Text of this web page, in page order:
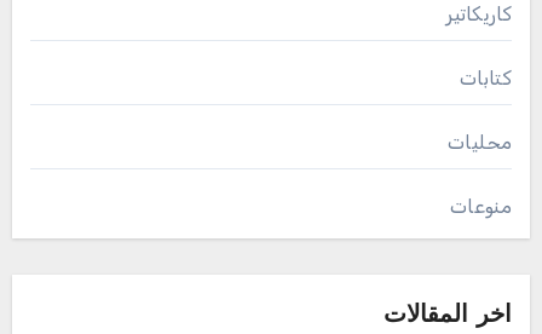
كاريكاتير
كتابات
محليات
منوعات
اخر المقالات